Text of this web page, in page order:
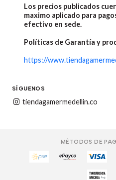
Los precios publicados
maximo aplicado para
efectivo en sede.
Políticas de Garantía y
https://
SÍGUENOS
tiendagamermedellin.co
MÉTODOS DE